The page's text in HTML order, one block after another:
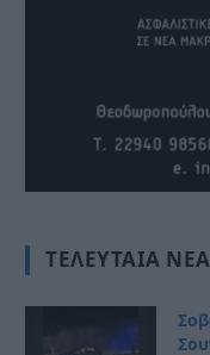
ΤΕΛΕΥΤΑΊΑ ΝΈΑ